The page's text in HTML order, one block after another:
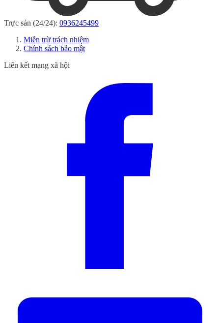
Trực sản (24/24): 0936245499
Miễn trừ trách nhiệm
Chính sách bảo mật
Liên kết mạng xã hội